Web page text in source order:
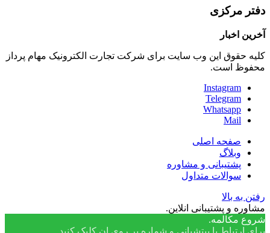
دفتر مرکزی
آخرین اخبار
کلیه حقوق این وب سایت برای شرکت تجارت الکترونیک مهام پرداز
محفوظ است.
Instagram
Telegram
Whatsapp
Mail
صفحه اصلی
وبلاگ
پشتیبانی و مشاوره
سوالات متداول
رفتن به بالا
مشاوره و پشتیبانی انلاین.
شروع مکالمه.
برای ارتباط با پیتشبانی و شماره بر روی ان کلیک کنید.